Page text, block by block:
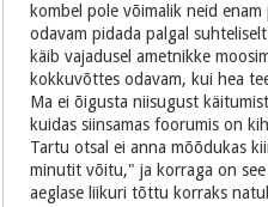
kombel pole võimalik neid
odavam pidada palgal
käib vajadusel ametnikke
kokkuvõttes odavam, kui hea
Ma ei õigusta niisugust
kuidas siinsamas foorumis on
Tartu otsal ei anna mõõdukas
minutit võitu," ja korraga on
aeglase liikuri tõttu korraks